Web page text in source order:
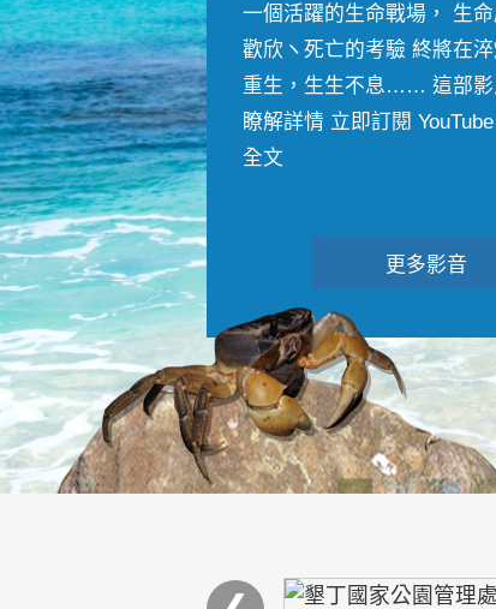
一個活躍的生命戰場， 生
歡欣ヽ死亡的考驗 終將在
重生，生生不息…… 這部影
瞭解詳情 立即訂閱
全文
更多影音